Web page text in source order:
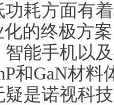
功耗方面有
的终极方
智能手机以
和GaN材
疑是诺视科